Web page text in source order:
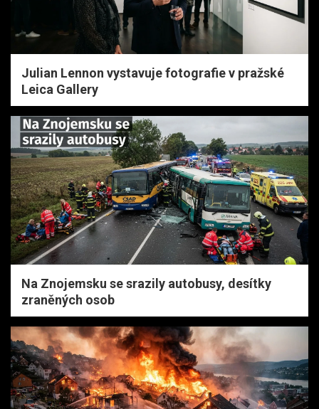
Julian Lennon vystavuje fotografie v pražské
Leica Gallery
Na Znojemsku se srazily autobusy, desítky
zraněných osob